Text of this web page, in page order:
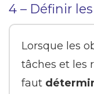
4 – Définir
Lorsque les
tâches et les
faut